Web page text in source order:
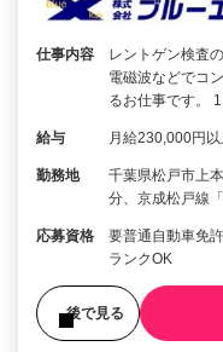
仕事内容
レントゲン検査
電磁波などでコ
るお仕事です。
給与 月給230,000円以
勤務地
千葉県松戸市上
分、京成松戸線
応募資格
要普通自動車免
ランクOK
後で見る